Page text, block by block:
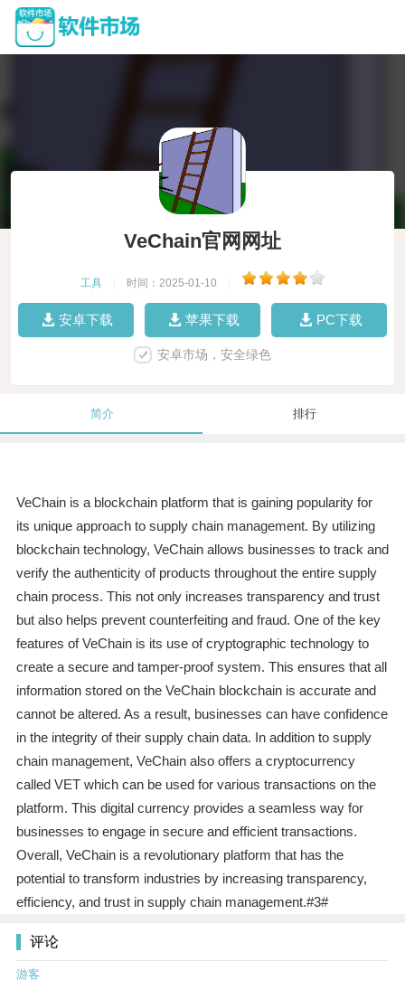
VeChain官网网址
工具 时间：2025-01-10
安卓下载 苹果下载 PC下载
安卓市场，安全绿色
简介 排行
VeChain is a blockchain platform that is gaining popularity for
its unique approach to supply chain management. By utilizing
blockchain technology, VeChain allows businesses to track and
verify the authenticity of products throughout the entire supply
chain process. This not only increases transparency and trust
but also helps prevent counterfeiting and fraud. One of the key
features of VeChain is its use of cryptographic technology to
create a secure and tamper-proof system. This ensures that all
information stored on the VeChain blockchain is accurate and
cannot be altered. As a result, businesses can have confidence
in the integrity of their supply chain data. In addition to supply
chain management, VeChain also offers a cryptocurrency
called VET which can be used for various transactions on the
platform. This digital currency provides a seamless way for
businesses to engage in secure and efficient transactions.
Overall, VeChain is a revolutionary platform that has the
potential to transform industries by increasing transparency,
efficiency, and trust in supply chain management.#3#
评论
游客